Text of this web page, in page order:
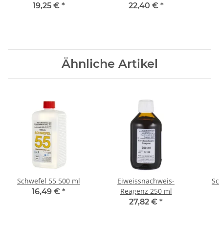
19,25 € *
22,40 € *
Ähnliche Artikel
Schwefel 55 500 ml
16,49 € *
Eiweissnachweis-
Reagenz 250 ml
27,82 € *